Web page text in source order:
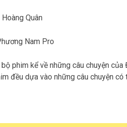
Quân
Nam Pro
bộ phim kể về những câu chuyện
đều dựa vào những câu chuyện